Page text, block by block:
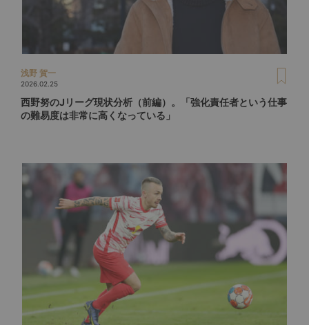
浅野 賀一
2026.02.25
西野努のJリーグ現状分析（前編）。「強化責任者という仕事
の難易度は非常に高くなっている」